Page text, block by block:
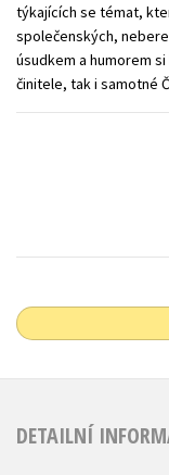
týkajících se témat,
společenských,
úsudkem a humorem
činitele, tak i samotné
DETAILNÍ